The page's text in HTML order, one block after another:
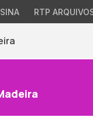
RTP